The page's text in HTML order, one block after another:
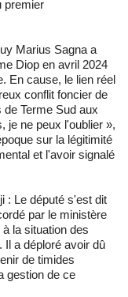
premier
Marius Sagna a
Diop en avril 2024
En cause, le lien réel
conflit foncier de
Terme Sud aux
je ne peux l'oublier »,
sur la légitimité
et l'avoir signalé
: Le député s'est dit
par le ministère
la situation des
Il a déploré avoir dû
de timides
gestion de ce